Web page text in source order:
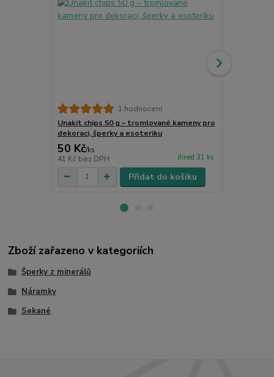
1 hodnocení
Unakit chips 50 g – tromlované kameny pro
dekoraci, šperky a esoteriku
50 Kč/ks
41 Kč bez DPH ihned 31 ks
Přidat do košíku
Zboží zařazeno v kategoriích
Šperky z minerálů
Náramky
Sekané